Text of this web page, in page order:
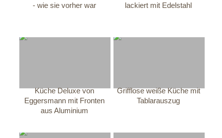
- wie sie vorher war
lackiert mit Edelstahl
Küche Deluxe von
Eggersmann mit Fronten
aus Aluminium
Grifflose weiße Küche mit
Tablarauszug